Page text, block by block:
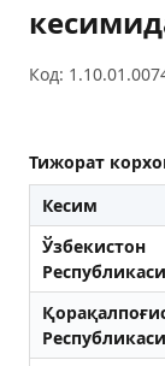
Код:
Тижорат
Кесим
Ўзбекистон
Республикаси
Республикаси